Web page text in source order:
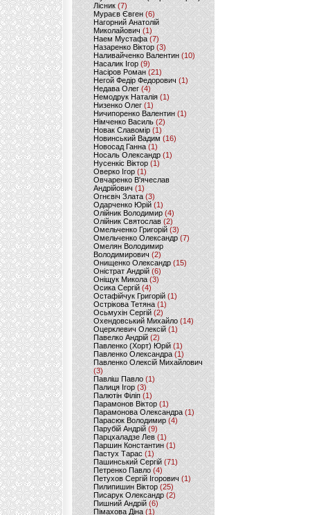
Лісник (7)
Мураєв Євген(6)
Нагорний Анатолій
Миколайович (1)
Наем Мустафа (7)
Назаренко Віктор (3)
Наливайченко Валентин (10)
Насалик Ігор(9)
Насіров Роман (21)
Негой Федір Федорович(1)
Недава Олег(4)
Немодрук Наталія(1)
Низенко Олег (1)
Ничипоренко Валентин (1)
Німченко Василь (2)
Новак Славомір (1)
Новинський Вадим (16)
Новосад Ганна (1)
Носаль Олександр (1)
Нусенкіс Віктор (1)
Оверко Ігор (1)
Овчаренко В'ячеслав
Андрійович(1)
Огнєвіч Злата (3)
Одарченко Юрій(1)
Олійник Володимир (4)
Олійник Святослав (2)
Омельченко Григорій (3)
Омельченко Олександр(7)
Омелян Володимир
Володимирович (2)
Онищенко Олександр (15)
Оністрат Андрій (6)
Оніщук Микола (3)
Осика Сергій(4)
Остафійчук Григорій(1)
Острікова Тетяна (1)
Осьмухін Сергій (2)
Охендовський Михайло (14)
Оцерклевич Олексій (1)
Павелко Андрій (2)
Павленко (Хорт) Юрій (1)
Павленко Олександра (1)
Павленко Олексій Михайлович
(3)
Павліш Павло(1)
Палиця Ігор (3)
Палютін Філіп(1)
Парамонов Віктор (1)
Парамонова Олександра(1)
Парасюк Володимир(4)
Парубій Андрій (9)
Парцхаладзе Лев (1)
Паршин Константин(1)
Пастух Тарас (1)
Пашинський Сергій (71)
Петренко Павло (4)
Петухов Сергій Ігорович (1)
Пилипишин Віктор(25)
Писарук Олександр(2)
Пишний Андрій (6)
Пімахова Діна(1)